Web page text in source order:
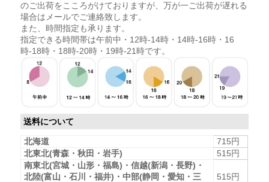
のご出荷をこころがけておりますが、万が一ご出荷が遅れる
場合はメールでご連絡致します。
また、時間指定も承ります。
指定できる時間帯は午前中・12時-14時・14時-16時・16
時-18時・18時-20時・19時-21時です。
送料について
北海道
715円
北東北(青森・秋田・岩手)
515円
南東北(宮城・山形・福島)・信越(新潟・長野)・
北陸(富山・石川・福井)・中部(静岡・愛知・三
515円